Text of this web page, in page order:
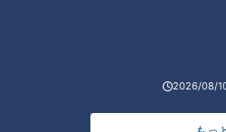
2026/08/